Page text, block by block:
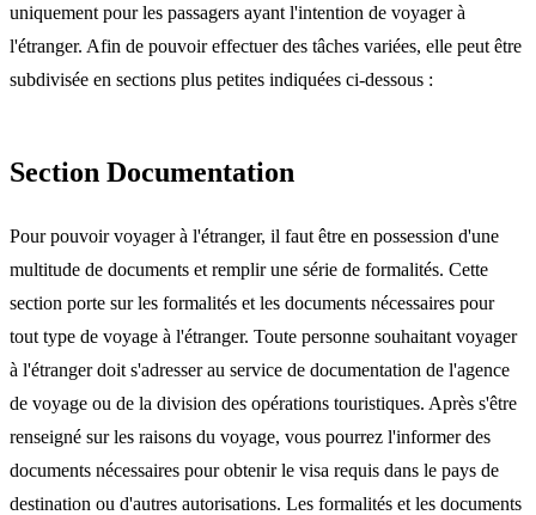
uniquement pour les passagers ayant l'intention de voyager à
l'étranger. Afin de pouvoir effectuer des tâches variées, elle peut être
subdivisée en sections plus petites indiquées ci-dessous :
Section Documentation
Pour pouvoir voyager à l'étranger, il faut être en possession d'une
multitude de documents et remplir une série de formalités. Cette
section porte sur les formalités et les documents nécessaires pour
tout type de voyage à l'étranger. Toute personne souhaitant voyager
à l'étranger doit s'adresser au service de documentation de l'agence
de voyage ou de la division des opérations touristiques. Après s'être
renseigné sur les raisons du voyage, vous pourrez l'informer des
documents nécessaires pour obtenir le visa requis dans le pays de
destination ou d'autres autorisations. Les formalités et les documents